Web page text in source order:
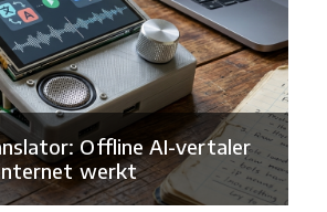
Offline AI-vertaler
werkt